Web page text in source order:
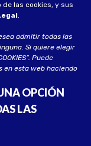
las cookies, y sus
.
admitir todas las
Si quiere elegir
Puede
en esta web haciendo
OPCIÓN
LAS